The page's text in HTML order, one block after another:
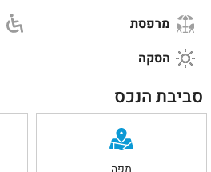
מרפסת
הסקה
סביבת הנכס